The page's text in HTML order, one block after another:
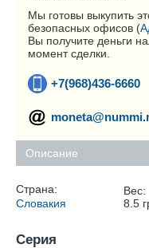
Мы готовы выкупить
безопасных офисов (
Вы получите деньги
момент сделки.
+7(968)436-6660
Описание
Страна:
Словакия
Вес:
8.5
Серия